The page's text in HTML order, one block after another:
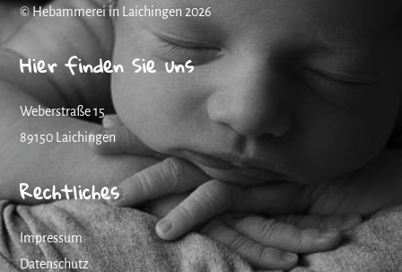
©Hebammerei in Laichingen 2026
Hier finden Sie uns
Weberstraße 15
89150 Laichingen
Rechtliches
Impressum
Datenschutz